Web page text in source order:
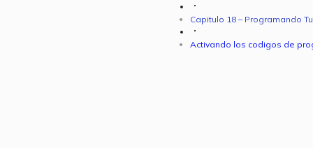
Capitulo 18 – Programando
Activando los codigos de